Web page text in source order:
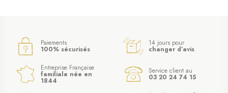
Paiements
100% sécurisés
14 jours pour
changer d’avis
Entreprise Française
familiale née en
1844
Service client au
03 20 24 74 15